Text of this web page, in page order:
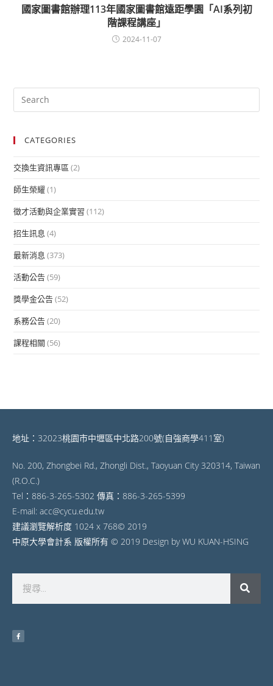
國家圖書館辦理113年國家圖書館遠距學園「AI系列初
階課程講座」
2024-11-07
CATEGORIES
交換生資訊專區 (2)
師生榮耀(1)
徵才活動與企業實習 (112)
招生訊息 (4)
最新消息 (373)
活動公告(59)
獎學金公告(52)
系務公告(20)
課程相關 (56)
地址：32023桃園市中壢區中北路200號(自強商學411室)
No. 200, Zhongbei Rd., Zhongli Dist., Taoyuan City 320314, Taiwan
(R.O.C.)
Tel：886-3-265-5302 傳真：886-3-265-5399
E-mail: acc@cycu.edu.tw
建議瀏覽解析度 1024 x 768© 2019
中原大學會計系 版權所有 © 2019 Design by WU KUAN-HSING